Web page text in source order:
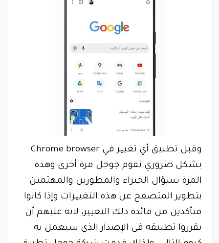
وقبل تطبيق أي تغيير في Chrome browser
بشكل ضروري تقوم جوجل مرة أخرى وهذه
المرة بسؤال الخبراء والمطورين والمهتمين
بتطوير المتصفح عن هذه التغييرات وإذا كانوا
متأكدين من فائدة ذلك التغيير، لانه عليهم أن
يقرروا تطبيقه في الإصدار الذي سيعمل به